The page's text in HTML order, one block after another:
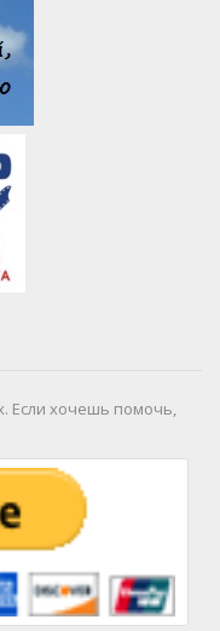
Если хочешь помочь,